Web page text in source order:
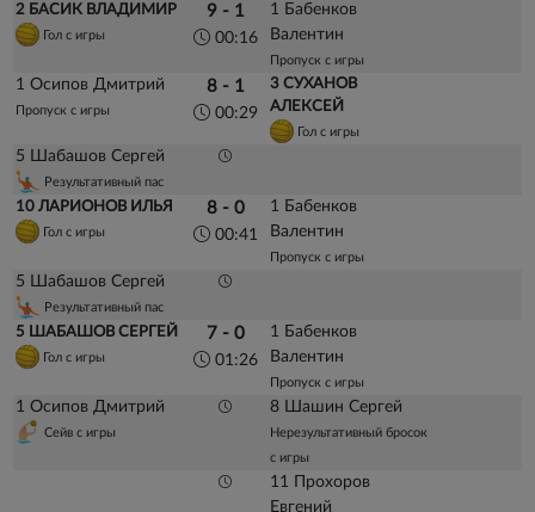
2 БАСИК ВЛАДИМИР
Гол с игры
9 - 1
00:16
1 Бабенков
Валентин
Пропуск с игры
1 Осипов Дмитрий
Пропуск с игры
8 - 1
00:29
3 СУХАНОВ
АЛЕКСЕЙ
Гол с игры
5 Шабашов Сергей
Результативный пас
10 ЛАРИОНОВ ИЛЬЯ
Гол с игры
8 - 0
00:41
1 Бабенков
Валентин
Пропуск с игры
5 Шабашов Сергей
Результативный пас
5 ШАБАШОВ СЕРГЕЙ
Гол с игры
7 - 0
01:26
1 Бабенков
Валентин
Пропуск с игры
1 Осипов Дмитрий
Сейв с игры
8 Шашин Сергей
Нерезультативный бросок
с игры
11 Прохоров
Евгений